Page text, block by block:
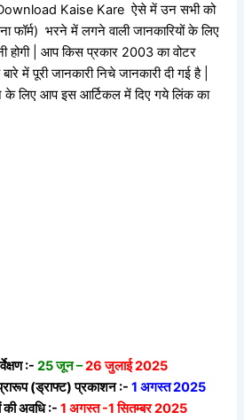
Kaise Kare ऐसे में उन सभी को
भरने में लगने वाली जानकारियों के लिए
होगी | आप किस प्रकार 2003 का वोटर
पूरी जानकारी निचे जानकारी दी गई है |
लिए आप इस आर्टिकल में दिए गये लिंक का
:-25 जून –26 जुलाई 2025
(ड्राफ्ट) प्रकाशन :-1 अगस्त 2025
की अवधि :- 1 अगस्त -1 सितम्बर 2025